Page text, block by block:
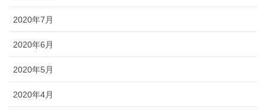
2020年7月
2020年6月
2020年5月
2020年4月